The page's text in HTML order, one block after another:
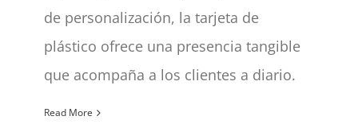
de personalización, la tarjeta de
plástico ofrece una presencia tangible
que acompaña a los clientes a diario.
Read More